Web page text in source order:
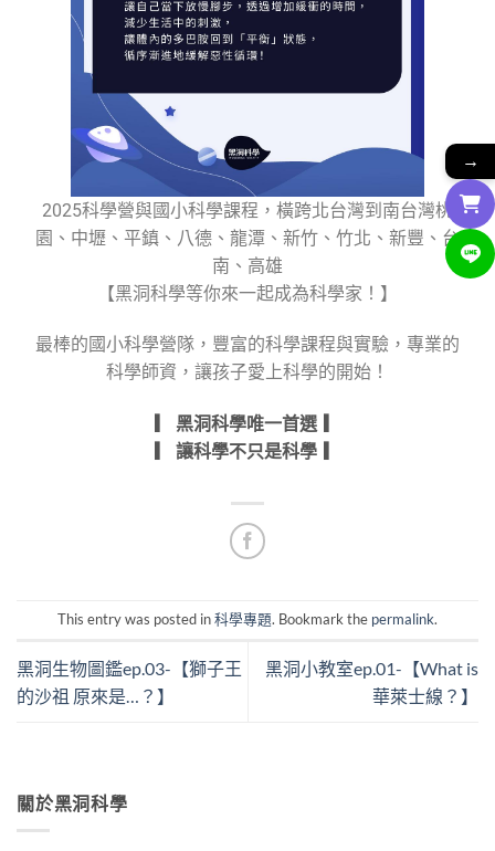
2025科學營與國小科學課程，橫跨北台灣到南台灣桃
園、中壢、平鎮、八德、龍潭、新竹、竹北、新豐、台
南、高雄
【黑洞科學等你來一起成為科學家！】
最棒的國小科學營隊，豐富的科學課程與實驗，專業的
科學師資，讓孩子愛上科學的開始！
▎ 黑洞科學唯一首選 ▎
▎ 讓科學不只是科學 ▎
This entry was posted in科學專題. Bookmark the permalink.
黑洞生物圖鑑ep.03-【獅子王
的沙祖 原來是…？】
黑洞小教室ep.01-【What is
華萊士線？】
關於黑洞科學
→